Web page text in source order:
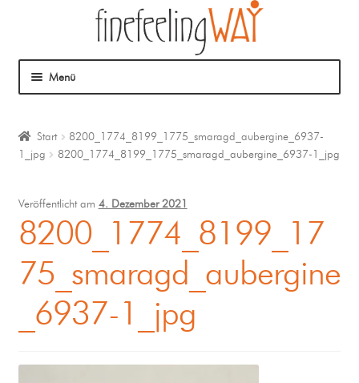
Menü
Mein Angebot
Coaching
Klangmassage
Start
8200_1774_8199_1775_smaragd_aubergine_6937-
1_jpg
8200_1774_8199_1775_smaragd_aubergine_6937-1_jpg
Veröffentlicht am 4. Dezember 2021
8200_1774_8199_17
75_smaragd_aubergine
_6937-1_jpg